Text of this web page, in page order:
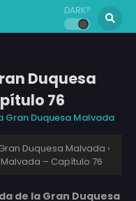
DARK?
Duquesa
76
Gran Duquesa Malvada
Duquesa Malvada ›
– Capítulo 76
de la Gran Duquesa